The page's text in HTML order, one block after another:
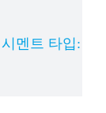
멘트 타입: